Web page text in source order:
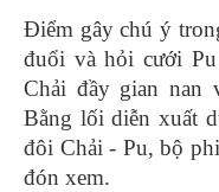
Điểm gây chú ý
đuổi và hỏi cưới
Chải đầy gian nan
Bằng lối diễn xuất
đôi Chải - Pu, bộ
đón xem.